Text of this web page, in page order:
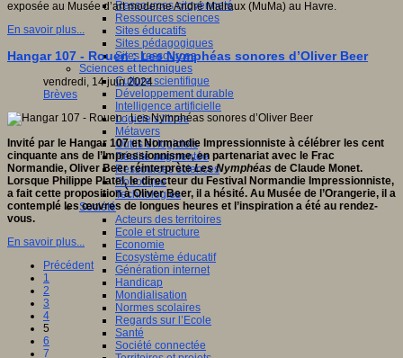
Ressources citoyenneté
Ressources sciences
Sites éducatifs
Sites pédagogiques
Sites ressources
Sciences et techniques
Culture scientifique
Développement durable
Intelligence artificielle
Logiciels libres
Métavers
Outils et logiciels
Réalité augmentée
Ressources sciences
Robotique
Technologies
Société
Acteurs des territoires
Ecole et structure
Economie
Ecosystème éducatif
Génération internet
Handicap
Mondialisation
Normes scolaires
Regards sur l’Ecole
Santé
Société connectée
exposée au Musée d’art moderne André Malraux (MuMa) au Havre.
En savoir plus...
Hangar 107 - Rouen : Les Nymphéas sonores d’Oliver Beer
vendredi, 14 juin 2024
Brèves
Invité par le Hangar 107 et Normandie Impressionniste à célébrer les cent
cinquante ans de l’Impressionnisme, en partenariat avec le Frac
Normandie, Oliver Beer réinterprèteLes Nymphéas de Claude Monet.
Lorsque Philippe Platel, le directeur du Festival Normandie Impressionniste,
a fait cette proposition à Oliver Beer, il a hésité. Au Musée de l’Orangerie, il a
contemplé les œuvres de longues heures et l’inspiration a été au rendez-
vous.
En savoir plus...
Précédent
1
2
3
4
5
6
7